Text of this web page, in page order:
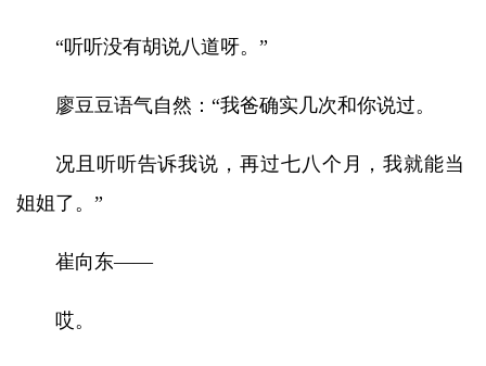
“听听没有胡说八道呀。”
廖豆豆语气自然：“我爸确实几次和你说过。
况且听听告诉我说，再过七八个月，我就能当
姐姐了。”
崔向东——
哎。